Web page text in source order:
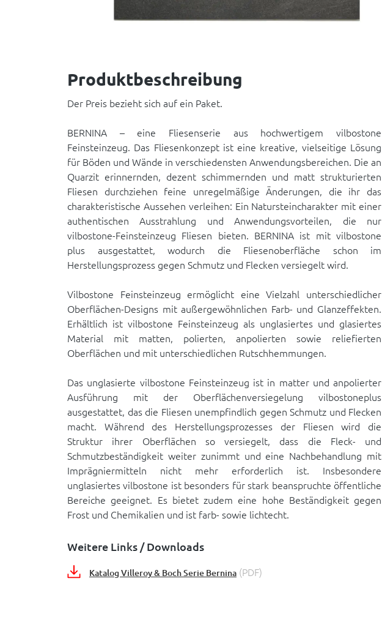
Produktbeschreibung
Der Preis bezieht sich auf ein Paket.
BERNINA – eine Fliesenserie aus hochwertigem vilbostone
Feinsteinzeug. Das Fliesenkonzept ist eine kreative, vielseitige Lösung
für Böden und Wände in verschiedensten Anwendungsbereichen. Die an
Quarzit erinnernden, dezent schimmernden und matt strukturierten
Fliesen durchziehen feine unregelmäßige Änderungen, die ihr das
charakteristische Aussehen verleihen: Ein Natursteincharakter mit einer
authentischen Ausstrahlung und Anwendungsvorteilen, die nur
vilbostone-Feinsteinzeug Fliesen bieten. BERNINA ist mit vilbostone
plus ausgestattet, wodurch die Fliesenoberfläche schon im
Herstellungsprozess gegen Schmutz und Flecken versiegelt wird.
Vilbostone Feinsteinzeug ermöglicht eine Vielzahl unterschiedlicher
Oberflächen-Designs mit außergewöhnlichen Farb- und Glanzeffekten.
Erhältlich ist vilbostone Feinsteinzeug als unglasiertes und glasiertes
Material mit matten, polierten, anpolierten sowie reliefierten
Oberflächen und mit unterschiedlichen Rutschhemmungen.
Das unglasierte vilbostone Feinsteinzeug ist in matter und anpolierter
Ausführung mit der Oberflächenversiegelung vilbostoneplus
ausgestattet, das die Fliesen unempfindlich gegen Schmutz und Flecken
macht. Während des Herstellungsprozesses der Fliesen wird die
Struktur ihrer Oberflächen so versiegelt, dass die Fleck- und
Schmutzbeständigkeit weiter zunimmt und eine Nachbehandlung mit
Imprägniermitteln nicht mehr erforderlich ist. Insbesondere
unglasiertes vilbostone ist besonders für stark beanspruchte öffentliche
Bereiche geeignet. Es bietet zudem eine hohe Beständigkeit gegen
Frost und Chemikalien und ist farb- sowie lichtecht.
Weitere Links / Downloads
Katalog Villeroy & Boch Serie Bernina (PDF)